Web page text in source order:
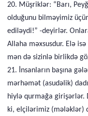
20. Müşriklər: “Barı,
olduğunu bilməyimiz
ediləydi!” -deyirlər.
Allaha məxsusdur. Elə isə
mən də sizinlə birlikdə
21. İnsanların başına
mərhəmət (asudəlik)
hiylə qurmağa girişərlər.
ki, elçilərimiz (mələklər)